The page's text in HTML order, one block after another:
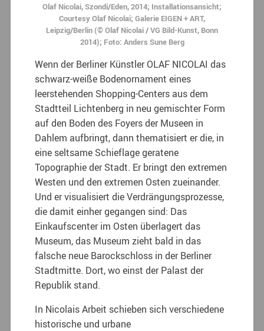
Olaf Nicolai, Szondi/Eden, 2014; Installationsansicht;
Courtesy Olaf Nicolai; Galerie EIGEN + ART,
Leipzig/Berlin (© Olaf Nicolai / VG Bild-Kunst, Bonn
2014); Foto: Anders Sune Berg
Wenn der Berliner Künstler OLAF NICOLAI das
schwarz-weiße Bodenornament eines
leerstehenden Shopping-Centers aus dem
Stadtteil Lichtenberg in neu gemischter Form
auf den Boden des Foyers der Museen in
Dahlem aufbringt, dann thematisiert er die, in
eine seltsame Schieflage geratene
Topographie der Stadt. Er bringt den extremen
Westen und den extremen Osten zueinander.
Und er visualisiert die Verdrängungsprozesse,
die damit einher gegangen sind: Das
Einkaufscenter im Osten überlagert das
Museum, das Museum zieht bald in das
falsche neue Barockschloss in der Berliner
Stadtmitte. Dort, wo einst der Palast der
Republik stand.
In Nicolais Arbeit schieben sich verschiedene
historische und urbane